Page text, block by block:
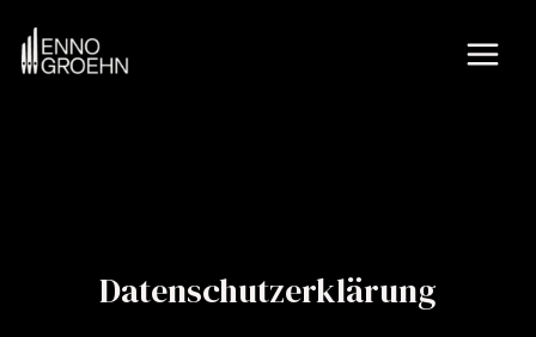
Inhalt
springen
Datenschutzerklärung